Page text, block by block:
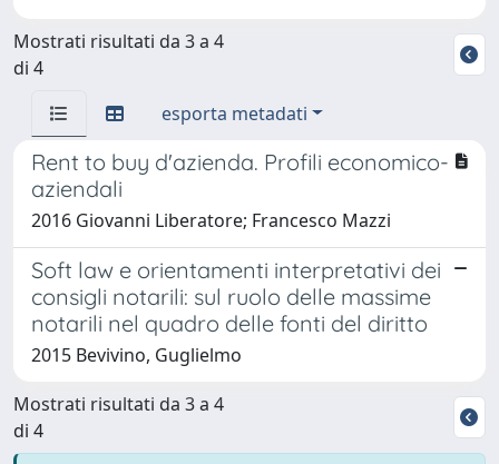
Mostrati risultati da 3 a 4
di 4
esporta metadati
Rent to buy d'azienda. Profili economico-
aziendali
2016 Giovanni Liberatore; Francesco Mazzi
Soft law e orientamenti interpretativi dei
consigli notarili: sul ruolo delle massime
notarili nel quadro delle fonti del diritto
2015 Bevivino, Guglielmo
Mostrati risultati da 3 a 4
di 4